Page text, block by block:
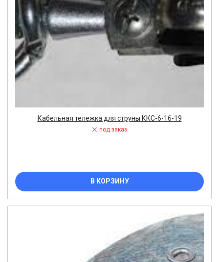
Кабельная тележка для струны ККС-6-16-19
под заказ
В КОРЗИНУ